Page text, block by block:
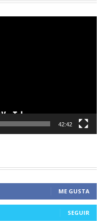
42:42
ME GUSTA
SEGUIR